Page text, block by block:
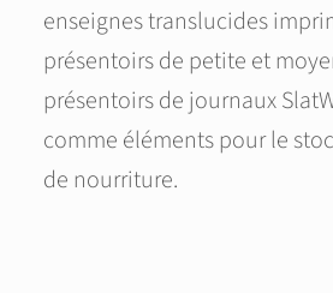
enseignes translucides
présentoirs de petite et
présentoirs de journaux
comme éléments pour le
de nourriture.